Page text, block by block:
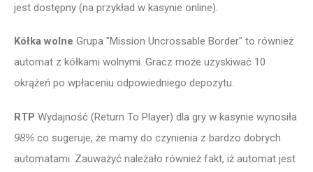
jest dostępny (na przykład w kasynie online).
Kółka wolne Grupa "Mission Uncrossable Border" to również
automat z kółkami wolnymi. Gracz może uzyskiwać 10
okrążeń po wpłaceniu odpowiedniego depozytu.
RTP Wydajność (Return To Player) dla gry w kasynie wynosiła
98% co sugeruje, że mamy do czynienia z bardzo dobrych
automatami. Zauważyć należało również fakt, iż automat jest